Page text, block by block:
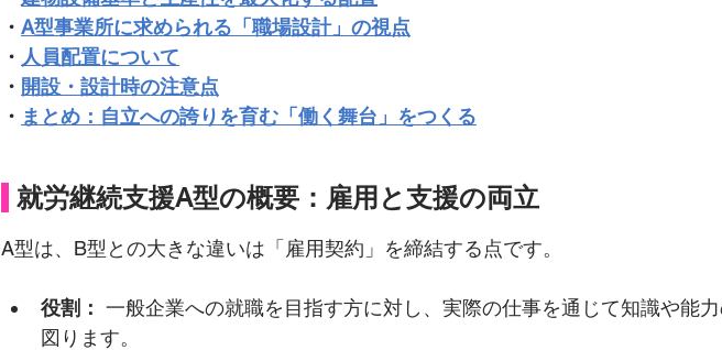
・ A型事業所に求められる「職場設計」の視点
・ 人員配置について
・ 開設・設計時の注意点
・ まとめ：自立への誇りを育む「働く舞台」をつくる
就労継続支援A型の概要：雇用と支援の両立
A型は、B型との大きな違いは「雇用契約」を締結する点です。
役割： 一般企業への就職を目指す方に対し、実際の仕事を通じて知識や能
図ります。